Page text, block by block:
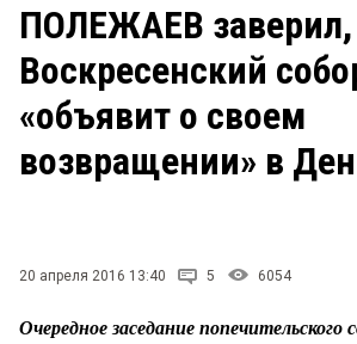
ЗАКОН
НОВОСТИ КОМПАНИЙ
ПОЛЕЖАЕВ заверил,
Воскресенский
«объявит о своем
возвращении» в
20 апреля 2016 13:40 5 6054
Очередное заседание попечительского